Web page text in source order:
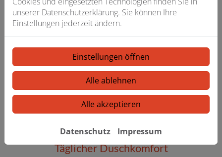
KALDEWEI Aluvia Duschwanne
Mehr zum Produkt
Täglicher Duschkomfort
unserer Datenschutzerklärung. Sie können Ihre
Einstellungen jederzeit ändern.
Einstellungen öffnen
Alle ablehnen
Alle akzeptieren
Datenschutz Impressum